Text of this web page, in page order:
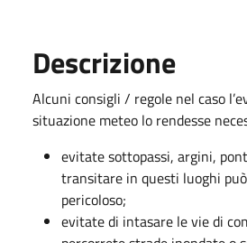
Descrizione
Alcuni consigli / regole nel caso
situazione meteo lo rendesse
evitate sottopassi, argini,
transitare in questi luoghi
pericoloso;
evitate di intasare le vie di